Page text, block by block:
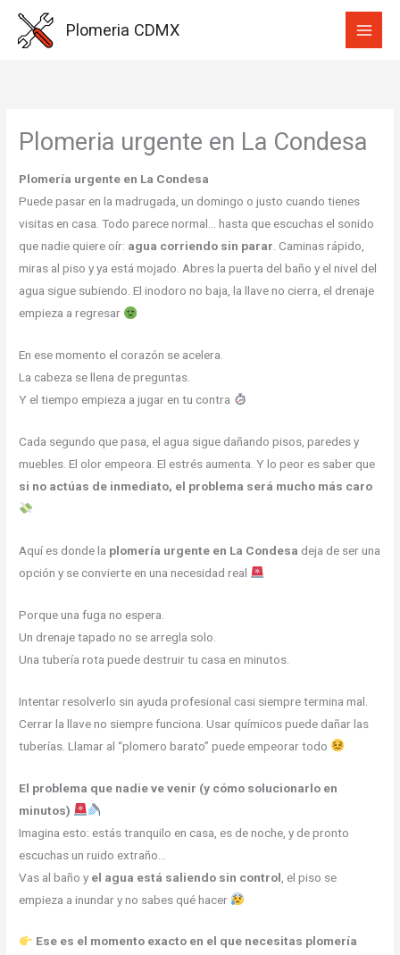
Plomeria CDMX
Plomeria urgente en La Condesa
Plomería urgente en La Condesa
Puede pasar en la madrugada, un domingo o justo cuando tienes
visitas en casa. Todo parece normal… hasta que escuchas el sonido
que nadie quiere oír: agua corriendo sin parar. Caminas rápido,
miras al piso y ya está mojado. Abres la puerta del baño y el nivel del
agua sigue subiendo. El inodoro no baja, la llave no cierra, el drenaje
empieza a regresar
En ese momento el corazón se acelera.
La cabeza se llena de preguntas.
Y el tiempo empieza a jugar en tu contra
Cada segundo que pasa, el agua sigue dañando pisos, paredes y
muebles. El olor empeora. El estrés aumenta. Y lo peor es saber que
si no actúas de inmediato, el problema será mucho más caro
Aquí es donde la plomería urgente en La Condesa deja de ser una
opción y se convierte en una necesidad real
Porque una fuga no espera.
Un drenaje tapado no se arregla solo.
Una tubería rota puede destruir tu casa en minutos.
Intentar resolverlo sin ayuda profesional casi siempre termina mal.
Cerrar la llave no siempre funciona. Usar químicos puede dañar las
tuberías. Llamar al “plomero barato” puede empeorar todo
El problema que nadie ve venir (y cómo solucionarlo en
minutos)
Imagina esto: estás tranquilo en casa, es de noche, y de pronto
escuchas un ruido extraño…
Vas al baño y el agua está saliendo sin control , el piso se
empieza a inundar y no sabes qué hacer
Ese es el momento exacto en el que necesitas plomería